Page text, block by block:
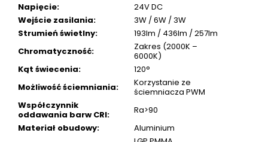
Napięcie:
24V DC
Wejście zasilania:
3W / 6W / 3W
Strumień świetlny:
193lm / 436lm / 257lm
Chromatyczność:
Zakres (2000K –
6000K)
Kąt świecenia:
120°
Możliwość ściemniania:
Korzystanie ze
ściemniacza PWM
Współczynnik
oddawania barw CRI:
Ra>90
Materiał obudowy:
Aluminium